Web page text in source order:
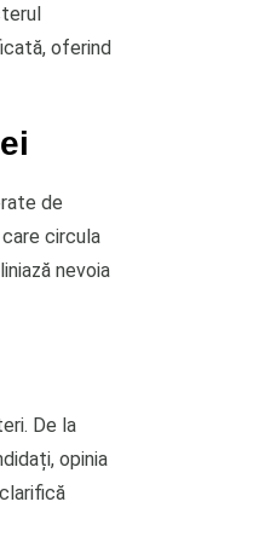
oferind
de
circula
nevoia
De la
opinia